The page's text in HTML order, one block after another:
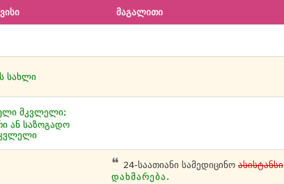
მაგალითი
სახლი
მკვლელი;
ან საზოგადო
24-საათიანი სამედიცინო ასისტანსი
დახმარება.